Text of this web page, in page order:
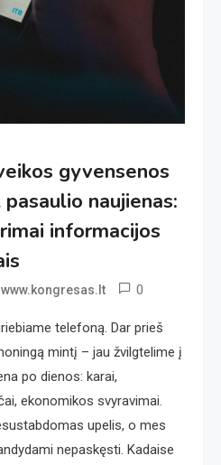
gyvensenos
naujienas:
informacijos
www.kongresas.lt 0
telefoną. Dar prieš
mintį – jau žvilgtelime į
po dienos: karai,
ekonomikos svyravimai.
upelis, o mes
nepaskęsti. Kadaise